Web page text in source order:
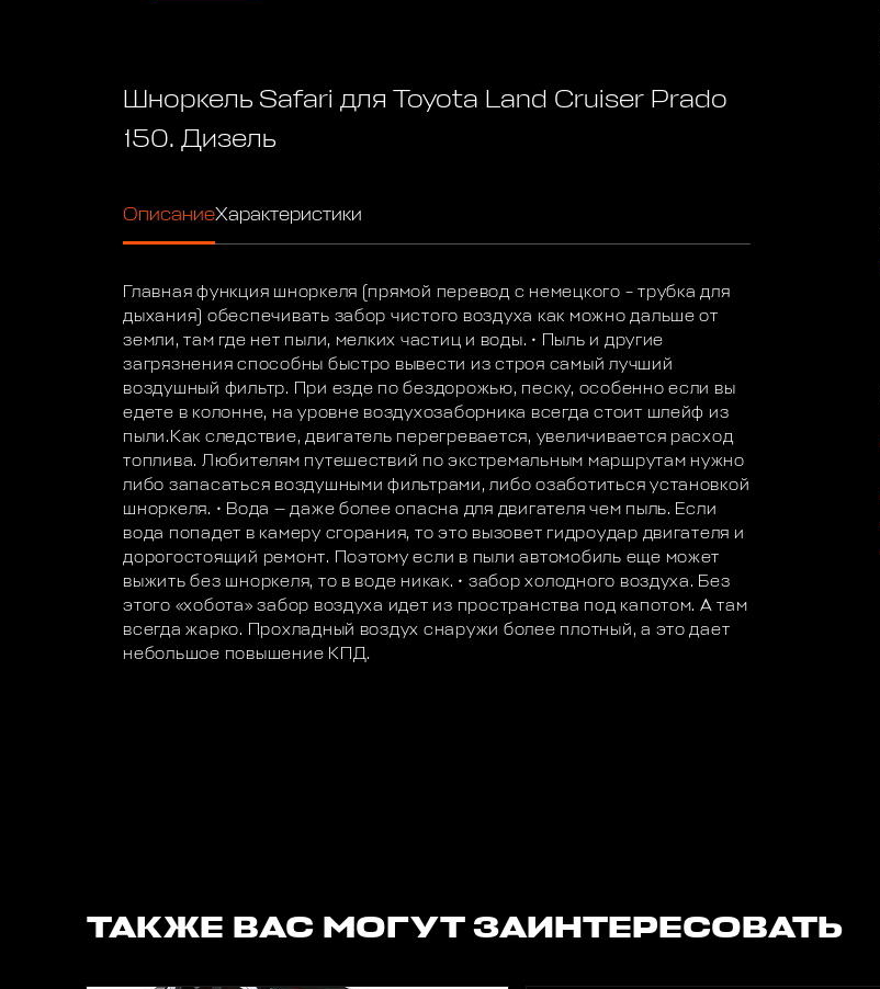
Шноркель Safari для Toyota Land Cruiser Prado
150. Дизель
ОписаниеХарактеристики
Главная функция шноркеля (прямой перевод с немецкого – трубка для
дыхания) обеспечивать забор чистого воздуха как можно дальше от
земли, там где нет пыли, мелких частиц и воды. • Пыль и другие
загрязнения способны быстро вывести из строя самый лучший
воздушный фильтр. При езде по бездорожью, песку, особенно если вы
едете в колонне, на уровне воздухозаборника всегда стоит шлейф из
пыли.Как следствие, двигатель перегревается, увеличивается расход
топлива. Любителям путешествий по экстремальным маршрутам нужно
либо запасаться воздушными фильтрами, либо озаботиться установкой
шноркеля. • Вода — даже более опасна для двигателя чем пыль. Если
вода попадет в камеру сгорания, то это вызовет гидроудар двигателя и
дорогостоящий ремонт. Поэтому если в пыли автомобиль еще может
выжить без шноркеля, то в воде никак. • забор холодного воздуха. Без
этого «хобота» забор воздуха идет из пространства под капотом. А там
всегда жарко. Прохладный воздух снаружи более плотный, а это дает
небольшое повышение КПД.
ТАКЖЕ ВАС МОГУТ ЗАИНТЕРЕСОВАТЬ